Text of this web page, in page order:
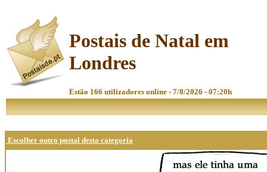
Postais de Natal em
Londres
Estão 166 utilizadores online - 7/8/2026 - 07:20h
Escolher outro postal desta categoria